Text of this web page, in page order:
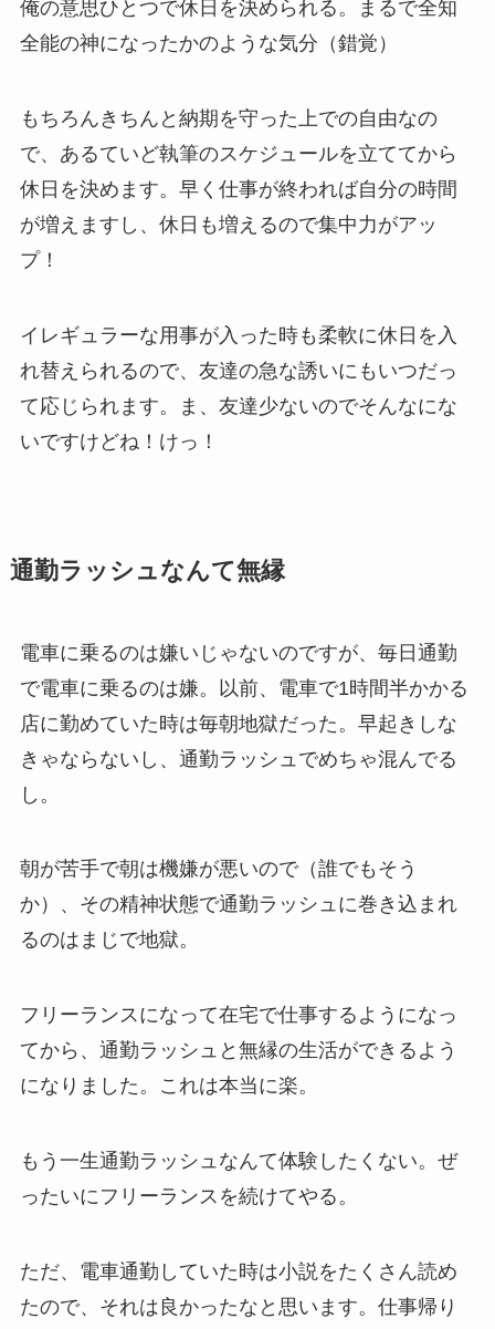
俺の意思ひとつで休日を決められる。まるで全知
全能の神になったかのような気分（錯覚）
もちろんきちんと納期を守った上での自由なの
で、あるていど執筆のスケジュールを立ててから
休日を決めます。早く仕事が終われば自分の時間
が増えますし、休日も増えるので集中力がアッ
プ！
イレギュラーな用事が入った時も柔軟に休日を入
れ替えられるので、友達の急な誘いにもいつだっ
て応じられます。ま、友達少ないのでそんなにな
いですけどね！けっ！
通勤ラッシュなんて無縁
電車に乗るのは嫌いじゃないのですが、毎日通勤
で電車に乗るのは嫌。以前、電車で1時間半かかる
店に勤めていた時は毎朝地獄だった。早起きしな
きゃならないし、通勤ラッシュでめちゃ混んでる
し。
朝が苦手で朝は機嫌が悪いので（誰でもそう
か）、その精神状態で通勤ラッシュに巻き込まれ
るのはまじで地獄。
フリーランスになって在宅で仕事するようになっ
てから、通勤ラッシュと無縁の生活ができるよう
になりました。これは本当に楽。
もう一生通勤ラッシュなんて体験したくない。ぜ
ったいにフリーランスを続けてやる。
ただ、電車通勤していた時は小説をたくさん読め
たので、それは良かったなと思います。仕事帰り